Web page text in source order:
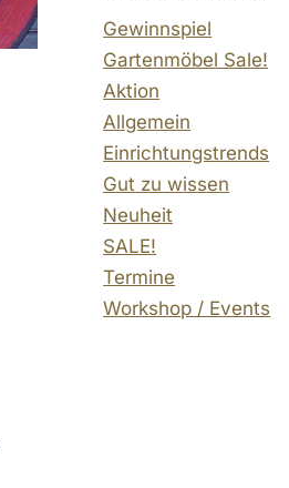
Gewinnspiel
Gartenmöbel Sale!
Aktion
Allgemein
Einrichtungstrends
Gut zu wissen
Neuheit
SALE!
Termine
Workshop / Events